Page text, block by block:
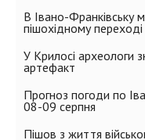
В Івано-Франківську
пішохідному переході
У Крилосі археологи
артефакт
Прогноз погоди по
08-09 серпня
Пішов з життя